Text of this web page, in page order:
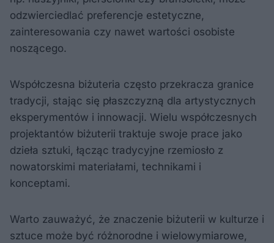
odzwierciedlać preferencje estetyczne,
zainteresowania czy nawet wartości osobiste
noszącego.
Współczesna biżuteria często przekracza granice
tradycji, stając się płaszczyzną dla artystycznych
eksperymentów i innowacji. Wielu współczesnych
projektantów biżuterii traktuje swoje prace jako
dzieła sztuki, łącząc tradycyjne rzemiosło z
nowatorskimi materiałami, technikami i
konceptami.
Warto zauważyć, że znaczenie biżuterii w kulturze i
sztuce może być różnorodne i wielowymiarowe,